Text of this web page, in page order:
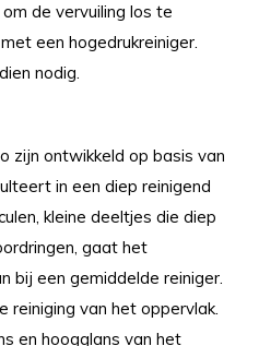
de vervuiling los te
een hogedrukreiniger.
nodig.
zijn ontwikkeld op basis van
in een diep reinigend
kleine deeltjes die diep
gaat het
bij een gemiddelde reiniger.
reiniging van het oppervlak.
en hoogglans van het